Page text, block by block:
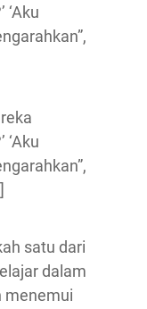
‘Aku
‘Aku
satu dari
dalam
menemui